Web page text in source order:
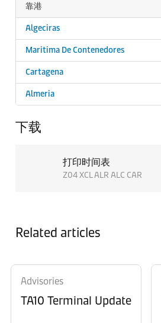
靠港
Algeciras
Maritima De Contenedores
Cartagena
Almeria
下载
打印时间表
Z04 XCL ALR ALC CAR
Related articles
Advisories
TA10 Terminal Update